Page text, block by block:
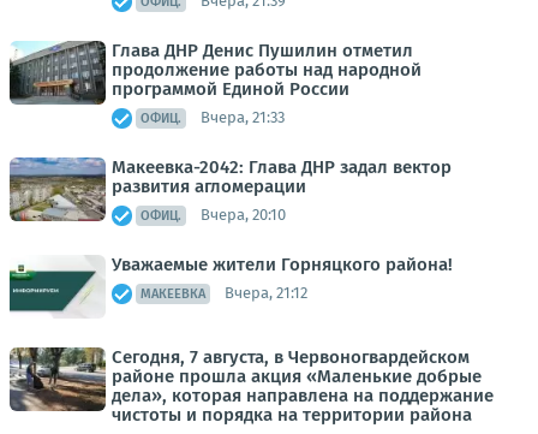
Глава ДНР Денис Пушилин отметил
продолжение работы над народной
программой Единой России
ОФИЦ. Вчера, 21:33
Макеевка-2042: Глава ДНР задал вектор
развития агломерации
ОФИЦ. Вчера, 20:10
Уважаемые жители Горняцкого района!
МАКЕЕВКА Вчера, 21:12
Сегодня, 7 августа, в Червоногвардейском
районе прошла акция «Маленькие добрые
дела», которая направлена на поддержание
чистоты и порядка на территории района